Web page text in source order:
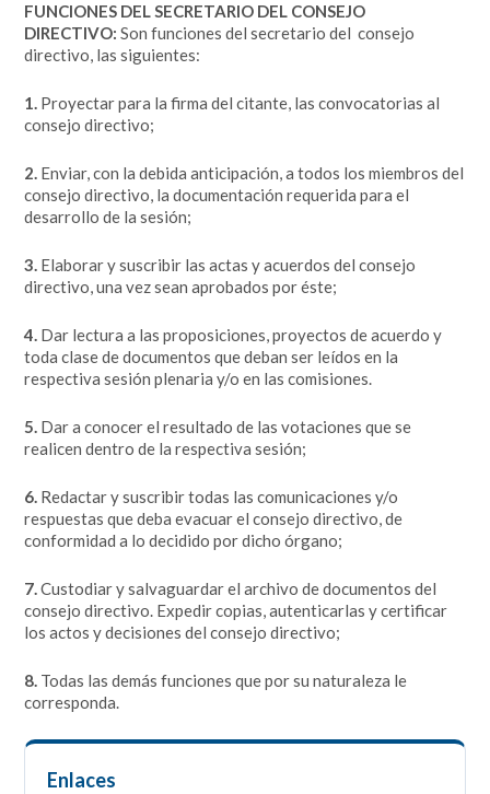
Enlaces
FUNCIONES DEL SECRETARIO DEL CONSEJO
DIRECTIVO: Son funciones del secretario del consejo
directivo, las siguientes:
1. Proyectar para la firma del citante, las convocatorias al
consejo directivo;
2. Enviar, con la debida anticipación, a todos los miembros del
consejo directivo, la documentación requerida para el
desarrollo de la sesión;
3. Elaborar y suscribir las actas y acuerdos del consejo
directivo, una vez sean aprobados por éste;
4. Dar lectura a las proposiciones, proyectos de acuerdo y
toda clase de documentos que deban ser leídos en la
respectiva sesión plenaria y/o en las comisiones.
5. Dar a conocer el resultado de las votaciones que se
realicen dentro de la respectiva sesión;
6. Redactar y suscribir todas las comunicaciones y/o
respuestas que deba evacuar el consejo directivo, de
conformidad a lo decidido por dicho órgano;
7.Custodiar y salvaguardar el archivo de documentos del
consejo directivo. Expedir copias, autenticarlas y certificar
los actos y decisiones del consejo directivo;
8. Todas las demás funciones que por su naturaleza le
corresponda.